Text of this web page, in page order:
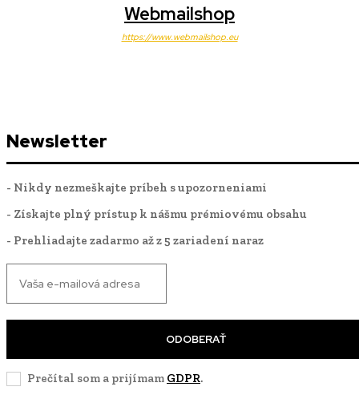
Webmailshop
https://www.webmailshop.eu
Newsletter
- Nikdy nezmeškajte príbeh s upozorneniami
- Získajte plný prístup k nášmu prémiovému obsahu
- Prehliadajte zadarmo až z 5 zariadení naraz
ODOBERAŤ
Prečítal som a prijímam GDPR.